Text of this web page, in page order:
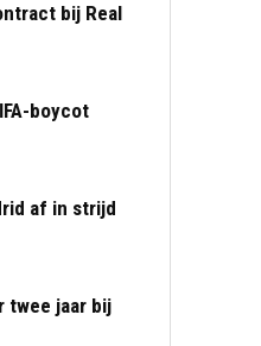
bij Real
boycot
af in strijd
twee jaar bij